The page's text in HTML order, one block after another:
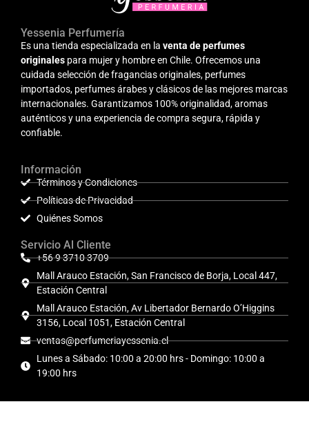
Yessenia Perfumería
Es una tienda especializada en la venta de perfumes
originales para mujer y hombre en Chile. Ofrecemos una
cuidada selección de fragancias originales, perfumes
importados, perfumes árabes y clásicos de las mejores marcas
internacionales. Garantizamos 100% originalidad, aromas
auténticos y una experiencia de compra segura, rápida y
confiable.
Información
Términos y Condiciones
Políticas de Privacidad
Quiénes Somos
Servicio Al Cliente
+56 9 3710 3709
Mall Arauco Estación, San Francisco de Borja, Local 447,
Estación Central
Mall Arauco Estación, Av Libertador Bernardo O’Higgins
3156, Local 1051, Estación Central
ventas@perfumeriayessenia.cl
Lunes a Sábado: 10:00 a 20:00 hrs - Domingo: 10:00 a
19:00 hrs